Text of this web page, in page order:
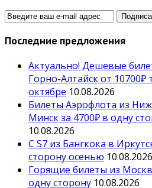
Последние предложения
Актуально! Дешевые
Горно-Алтайск от 10700₽
октябре 10.08.2026
Билеты Аэрофлота из
Минск за 4700₽ в одну
10.08.2026
С S7 из Бангкока в
сторону осенью 10.08.2026
Горящие билеты из
одну сторону 10.08.2026